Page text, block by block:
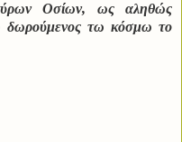
Οσίων, ως αληθώς
δωρούμενος τω κόσμω το